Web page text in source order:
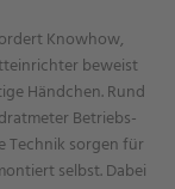
Knowhow,
beweist
Händchen. Rund
Betriebs-
sorgen für
selbst. Dabei